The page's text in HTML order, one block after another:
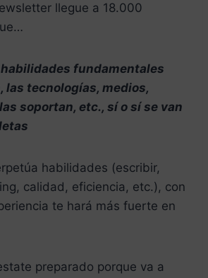
llegue a 18.000
fundamentales
las tecnologías, medios,
soportan, etc., sí o sí se van
habilidades (escribir,
calidad, eficiencia, etc.), con
te hará más fuerte en
preparado porque va a